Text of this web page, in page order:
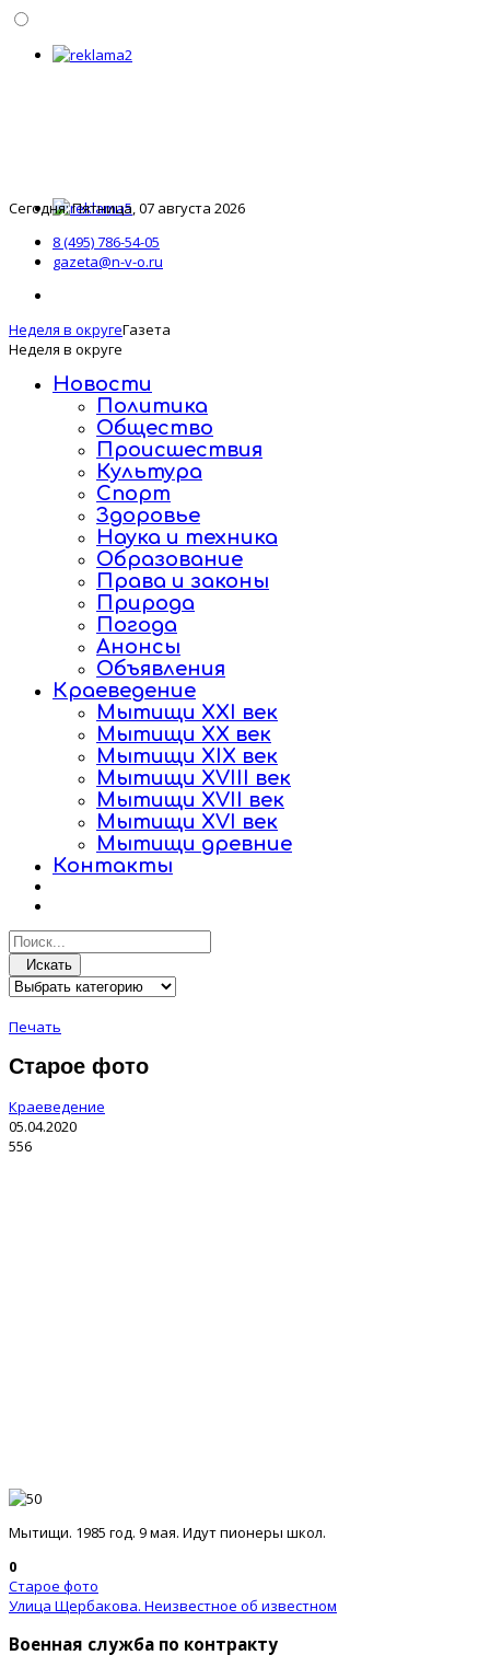
Сегодня: Пятница, 07 августа 2026
8 (495) 786-54-05
gazeta@n-v-o.ru
Неделя в округеГазета
Неделя в округе
Новости
Политика
Общество
Происшествия
Культура
Спорт
Здоровье
Наука и техника
Образование
Права и законы
Природа
Погода
Анонсы
Объявления
Краеведение
Мытищи XXI век
Мытищи XX век
Мытищи XIX век
Мытищи XVIII век
Мытищи XVII век
Мытищи XVI век
Мытищи древние
Контакты
Искать
Печать
Старое фото
Краеведение
05.04.2020
556
Мытищи. 1985 год. 9 мая. Идут пионеры школ.
0
Старое фото
Улица Щербакова. Неизвестное об известном
Военная служба по контракту